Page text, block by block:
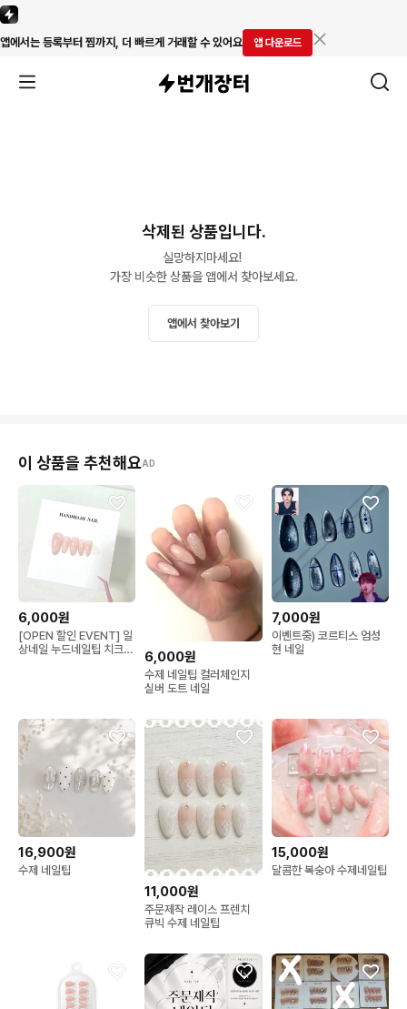
앱에서는 등록부터 찜까지, 더 빠르게 거래할 수 있어요 앱 다운로드
삭제된 상품입니다.
실망하지마세요!
가장 비슷한 상품을 앱에서 찾아보세요.
앱에서 찾아보기
이 상품을 추천해요AD
6,000원
[OPEN 할인 EVENT] 일
상네일 누드네일팁 치크네
6,000원
수제 네일팁 컬러체인지
실버 도트 네일
7,000원
이벤트중) 코르티스 엄성
현 네일
16,900원
수제 네일팁
11,000원
주문제작 레이스 프렌치
큐빅 수제 네일팁
15,000원
달콤한 복숭아 수제네일팁